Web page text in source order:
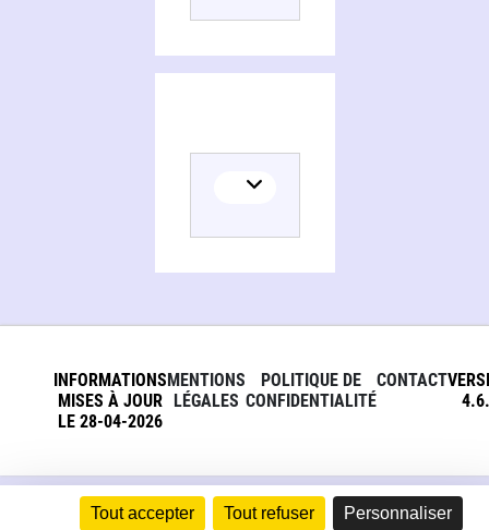
Tout accepter Tout refuser Personnaliser
INFORMATIONS
MISES À JOUR
LE 28-04-2026
MENTIONS
LÉGALES
POLITIQUE DE
CONFIDENTIALITÉ
CONTACT